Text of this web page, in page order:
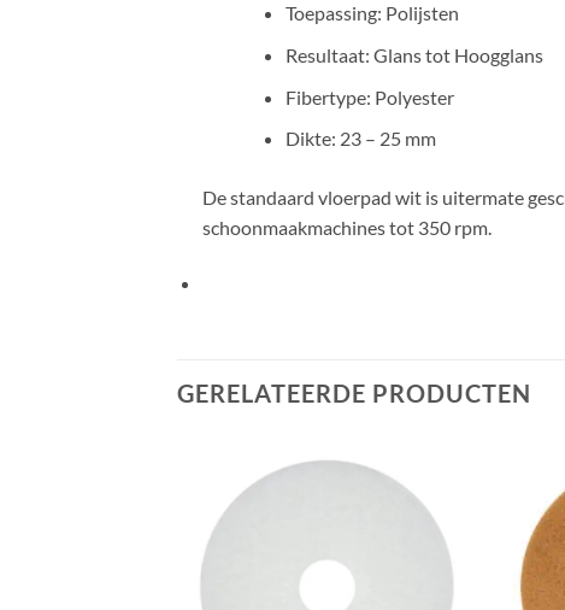
Toepassing: Polijsten
Resultaat: Glans tot Hoogglans
Fibertype: Polyester
Dikte: 23 – 25 mm
De standaard vloerpad wit is uitermate
schoonmaakmachines tot 350 rpm.
GERELATEERDE PRODUCTEN